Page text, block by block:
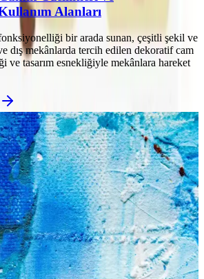
Alanları
bir arada sunan, çeşitli şekil ve
dış mekânlarda tercih edilen dekoratif cam
ve tasarım esnekliğiyle mekânlara hareket